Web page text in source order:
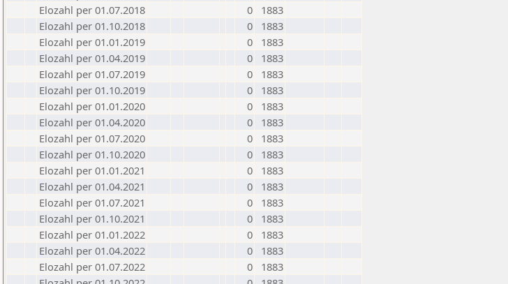
Elozahl per 01.07.2018
0
1883
Elozahl per 01.10.2018
0
1883
Elozahl per 01.01.2019
0
1883
Elozahl per 01.04.2019
0
1883
Elozahl per 01.07.2019
0
1883
Elozahl per 01.10.2019
0
1883
Elozahl per 01.01.2020
0
1883
Elozahl per 01.04.2020
0
1883
Elozahl per 01.07.2020
0
1883
Elozahl per 01.10.2020
0
1883
Elozahl per 01.01.2021
0
1883
Elozahl per 01.04.2021
0
1883
Elozahl per 01.07.2021
0
1883
Elozahl per 01.10.2021
0
1883
Elozahl per 01.01.2022
0
1883
Elozahl per 01.04.2022
0
1883
Elozahl per 01.07.2022
0
1883